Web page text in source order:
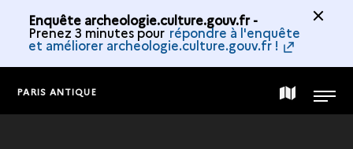
Enquête archeologie.culture.gouv.fr -
Prenez 3 minutes pour répondre à l'enquête
et améliorer archeologie.culture.gouv.fr !
PARIS ANTIQUE CARTE MENU